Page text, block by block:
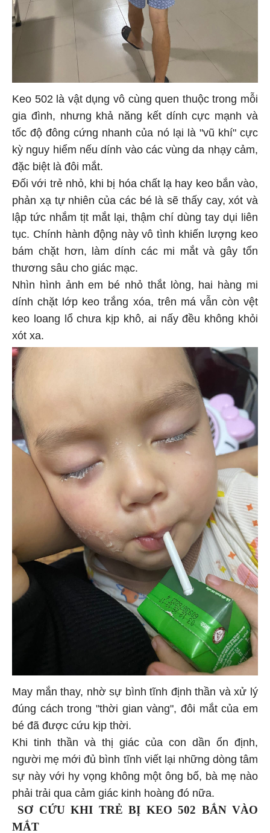
Keo 502 là vật dụng vô cùng quen thuộc trong mỗi
gia đình, nhưng khả năng kết dính cực mạnh và
tốc độ đông cứng nhanh của nó lại là "vũ khí" cực
kỳ nguy hiểm nếu dính vào các vùng da nhạy cảm,
đặc biệt là đôi mắt.
Đối với trẻ nhỏ, khi bị hóa chất lạ hay keo bắn vào,
phản xạ tự nhiên của các bé là sẽ thấy cay, xót và
lập tức nhắm tịt mắt lại, thậm chí dùng tay dụi liên
tục. Chính hành động này vô tình khiến lượng keo
bám chặt hơn, làm dính các mi mắt và gây tổn
thương sâu cho giác mạc.
Nhìn hình ảnh em bé nhỏ thắt lòng, hai hàng mi
dính chặt lớp keo trắng xóa, trên má vẫn còn vệt
keo loang lổ chưa kịp khô, ai nấy đều không khỏi
xót xa.
May mắn thay, nhờ sự bình tĩnh định thần và xử lý
đúng cách trong "thời gian vàng", đôi mắt của em
bé đã được cứu kịp thời.
Khi tinh thần và thị giác của con dần ổn định,
người mẹ mới đủ bình tĩnh viết lại những dòng tâm
sự này với hy vọng không một ông bố, bà mẹ nào
phải trải qua cảm giác kinh hoàng đó nữa.
SƠ CỨU KHI TRẺ BỊ KEO 502 BẮN VÀO
MẮT